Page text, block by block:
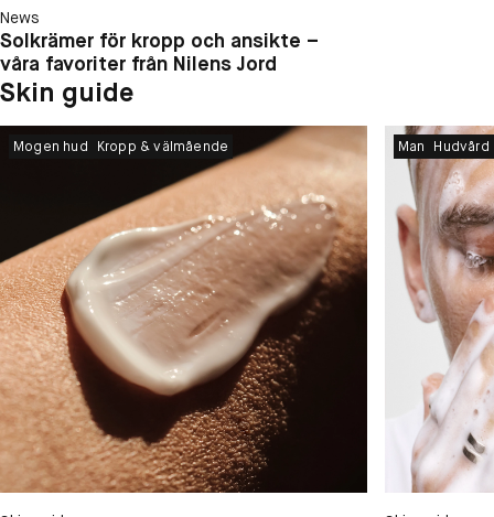
News
Solkrämer för kropp och ansikte –
våra favoriter från Nilens Jord
Skin guide
Mogen hud Kropp & välmående Man Hudvård